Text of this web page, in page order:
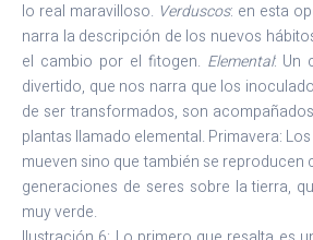
lo real maravilloso. Verduscos: en esta
narra la descripción de los nuevos
el cambio por el fitogen. Elemental: Un
divertido, que nos narra que los
de ser transformados, son
plantas llamado elemental. Primavera:
mueven sino que también se reproducen
generaciones de seres sobre la tierra,
muy verde.